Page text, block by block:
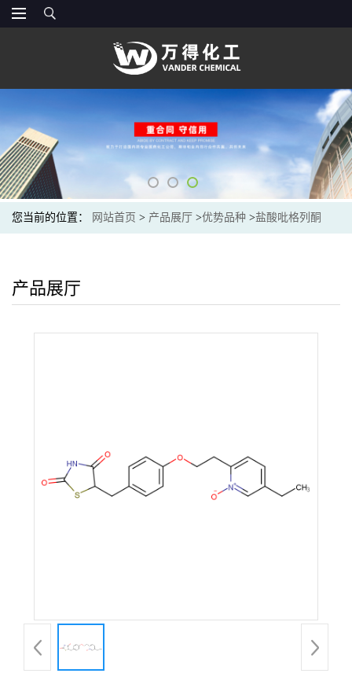
您当前的位置： 网站首页 > 产品展厅 >优势品种 >盐酸吡格列酮
产品展厅